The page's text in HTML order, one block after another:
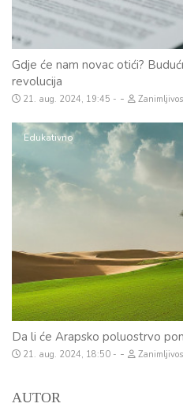
Gdje će nam novac otići?
revolucija
21. aug. 2024, 19:45 -
Edukativno
Da li će Arapsko poluostrvo
21. aug. 2024, 18:50 -
AUTOR